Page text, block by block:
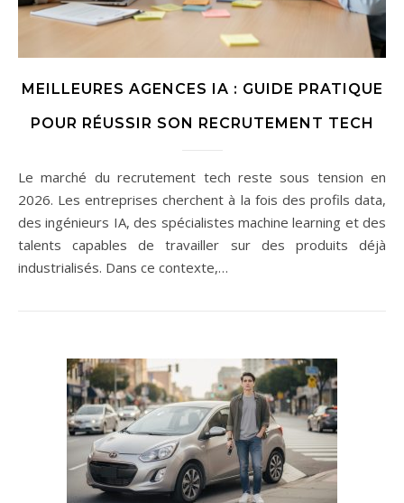
MEILLEURES AGENCES IA : GUIDE PRATIQUE
POUR RÉUSSIR SON RECRUTEMENT TECH
Le marché du recrutement tech reste sous tension en
2026. Les entreprises cherchent à la fois des profils data,
des ingénieurs IA, des spécialistes machine learning et des
talents capables de travailler sur des produits déjà
industrialisés. Dans ce contexte,…